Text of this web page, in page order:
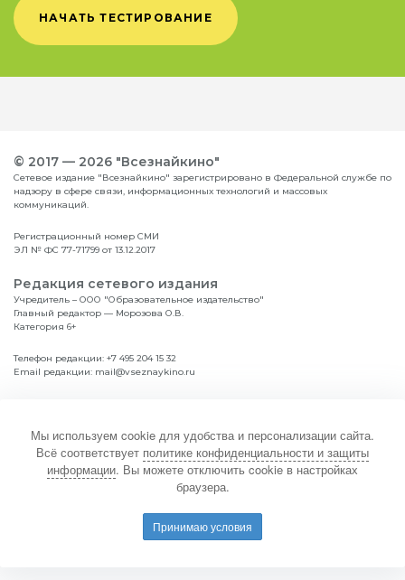
НАЧАТЬ ТЕСТИРОВАНИЕ
© 2017 — 2026 "Всезнайкино"
Сетевое издание "Всезнайкино" зарегистрировано в Федеральной службе по
надзору в сфере связи, информационных технологий и массовых
коммуникаций.
Регистрационный номер СМИ
ЭЛ № ФС 77-71799 от 13.12.2017
Редакция сетевого издания
Учредитель – ООО "Образовательное издательство"
Главный редактор — Морозова О.В.
Категория 6+
Телефон редакции: +7 495 204 15 32
Email редакции: mail@vseznaykino.ru
Дошкольникам
Школьникам
Студентам
Положение
Итоги
Политика конфиденциальности и защиты информации
Соглашение об обработке персональных данных
Мы используем cookie для удобства и персонализации сайта.
Всё соответствует политике конфиденциальности и защиты
информации. Вы можете отключить cookie в настройках
браузера.
Принимаю условия